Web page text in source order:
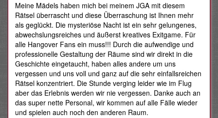
Meine Mädels haben mich bei meinem JGA mit diesem
Rätsel überrascht und diese Überraschung ist Ihnen mehr
als geglückt. Die mysteriöse Nacht ist ein sehr gelungenes,
abwechslungsreiches und äußerst kreatives Exitgame. Für
alle Hangover Fans ein muss!!! Durch die aufwendige und
professionelle Gestaltung der Räume sind wir direkt in die
Geschichte eingetaucht, haben alles andere um uns
vergessen und uns voll und ganz auf die sehr einfallsreichen
Rätsel konzentriert. Die Stunde verging leider wie im Flug
aber das Erlebnis werden wir nie vergessen. Danke auch an
das super nette Personal, wir kommen auf alle Fälle wieder
und spielen auch noch den anderen Raum.